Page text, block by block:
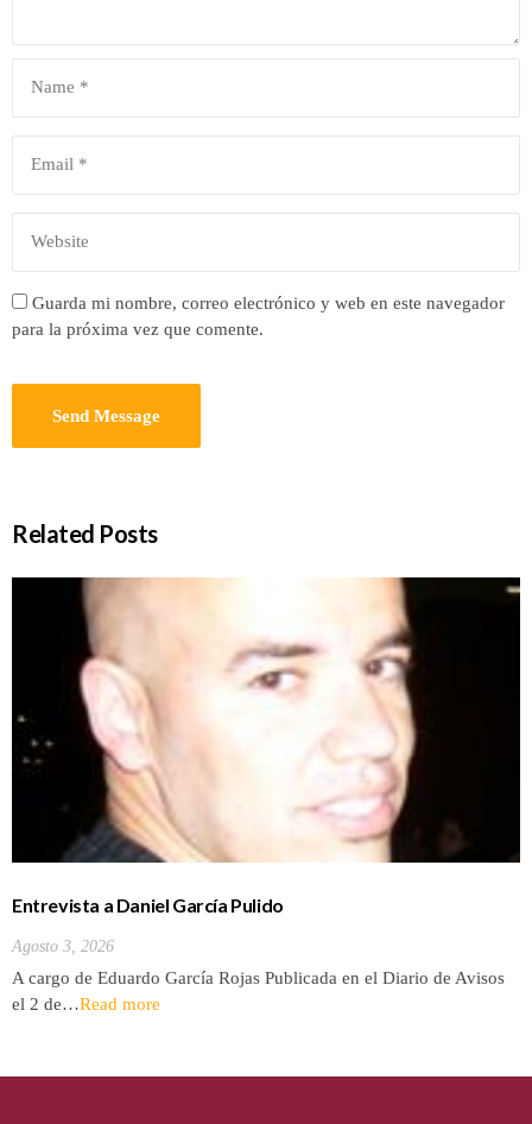
Guarda mi nombre, correo electrónico y web en este navegador
para la próxima vez que comente.
Related Posts
Entrevista a Daniel García Pulido
Agosto 3, 2026
A cargo de Eduardo García Rojas Publicada en el Diario de Avisos
el 2 de…Read more